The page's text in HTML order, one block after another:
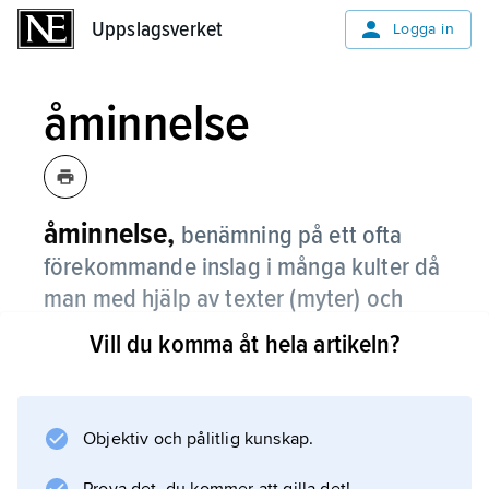
Uppslagsverket Logga in
åminnelse
åminnelse, benämning på ett ofta
förekommande inslag i många kulter då
man med hjälp av texter (myter) och
riter bringar i åtanke grundläggande
urtidshändelser så att de upplevs som
Den judiska påsken firas som en
Vill du komma åt hela artikeln?
Objektiv och pålitlig kunskap.